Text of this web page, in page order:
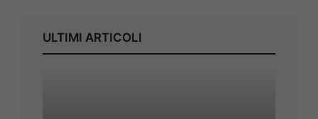
ULTIMI ARTICOLI